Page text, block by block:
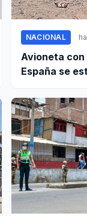
NACIONAL
Avioneta
España se